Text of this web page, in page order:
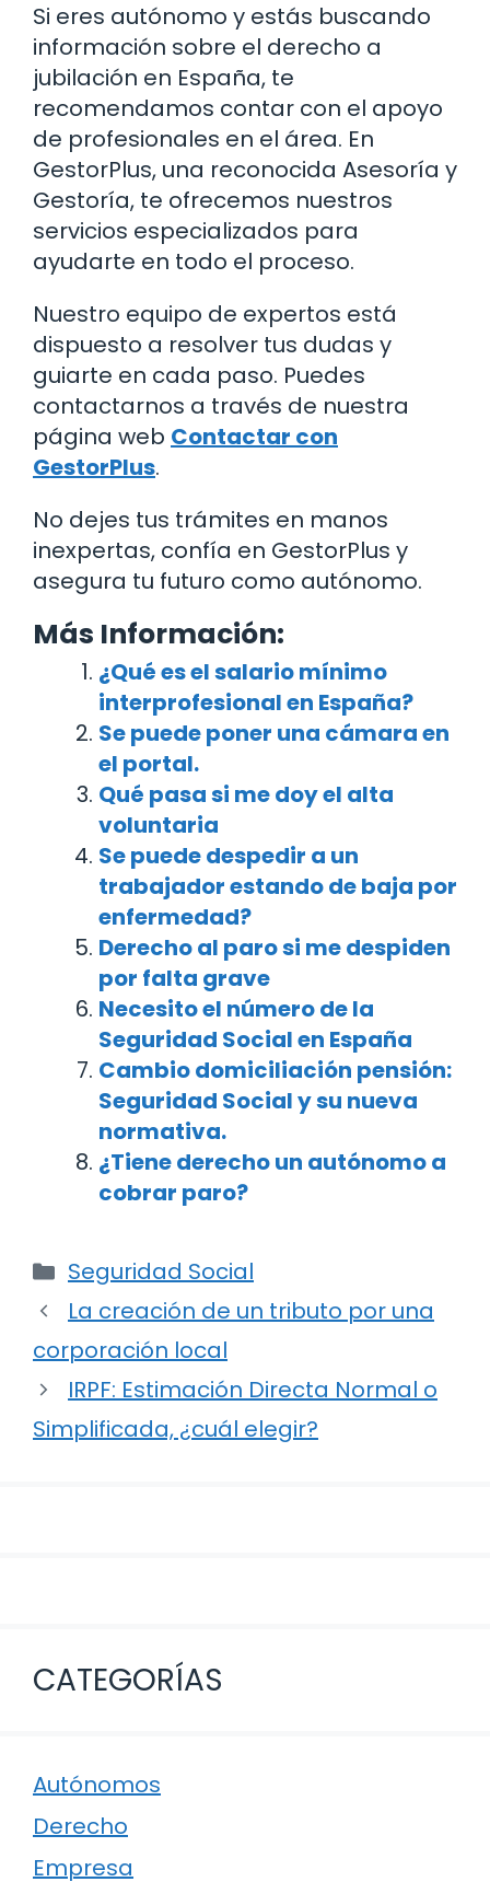
Si eres autónomo y estás buscando
información sobre el derecho a
jubilación en España, te
recomendamos contar con el apoyo
de profesionales en el área. En
GestorPlus, una reconocida Asesoría y
Gestoría, te ofrecemos nuestros
servicios especializados para
ayudarte en todo el proceso.
Nuestro equipo de expertos está
dispuesto a resolver tus dudas y
guiarte en cada paso. Puedes
contactarnos a través de nuestra
página web Contactar con
GestorPlus.
No dejes tus trámites en manos
inexpertas, confía en GestorPlus y
asegura tu futuro como autónomo.
Más Información:
¿Qué es el salario mínimo
interprofesional en España?
Se puede poner una cámara en
el portal.
Qué pasa si me doy el alta
voluntaria
Se puede despedir a un
trabajador estando de baja por
enfermedad?
Derecho al paro si me despiden
por falta grave
Necesito el número de la
Seguridad Social en España
Cambio domiciliación pensión:
Seguridad Social y su nueva
normativa.
¿Tiene derecho un autónomo a
cobrar paro?
Categorías
Seguridad Social
Navegación
de
entradas
La creación de un tributo por una
corporación local
IRPF: Estimación Directa Normal o
Simplificada, ¿cuál elegir?
CATEGORÍAS
Autónomos
Derecho
Empresa